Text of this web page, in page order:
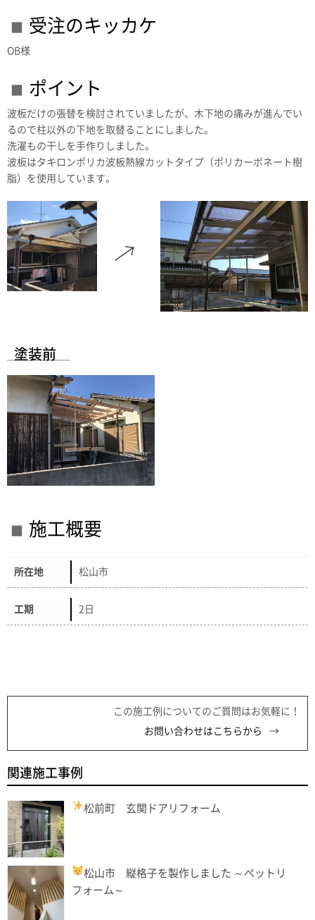
受注のキッカケ
OB様
ポイント
波板だけの張替を検討されていましたが、木下地の痛みが進んでい
るので柱以外の下地を取替ることにしました。
洗濯もの干しを手作りしました。
波板はタキロンポリカ波板熱線カットタイプ（ポリカーボネート樹
脂）を使用しています。
塗装前
施工概要
所在地 松山市
工期 2日
この施工例についてのご質問はお気軽に！
お問い合わせはこちらから
関連施工事例
松前町 玄関ドアリフォーム
松山市 縦格子を製作しました ～ペットリ
フォーム～